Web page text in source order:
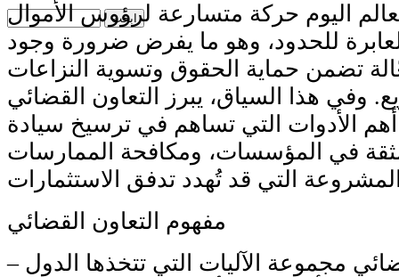
اليوم حركة متسارعة لرؤوس الأموال
للحدود، وهو ما يفرض ضرورة وجود
تضمن حماية الحقوق وتسوية النزاعات
وفي هذا السياق، يبرز التعاون القضائي
الأدوات التي تساهم في ترسيخ سيادة
الثقة في المؤسسات، ومكافحة الممارسات
مفهوم التعاون القضائي
مجموعة الآليات التي تتخذها الدول –